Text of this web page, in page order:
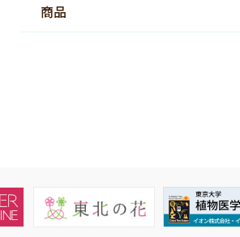
商品